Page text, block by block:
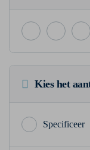
Kies het